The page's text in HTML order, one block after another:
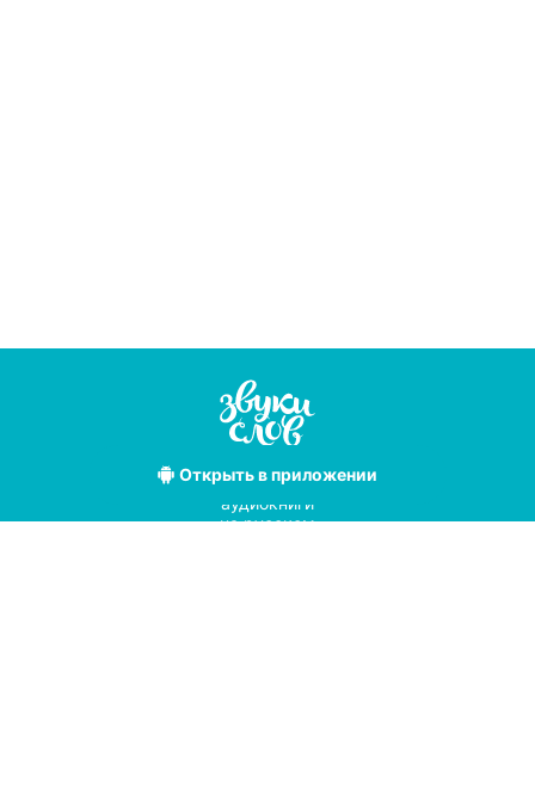
Открытьв приложении
Лучшие
аудиокниги
на русском